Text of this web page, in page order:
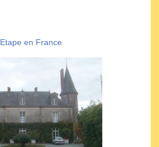
Etape en France